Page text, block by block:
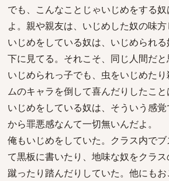
でも、こんなことじゃいじめをする
よ。親や親友は、いじめした奴の味方
いじめをしている奴は、いじめられる
下に見てる。それこそ、同じ人間だと
いじめられっ子でも、虫をいじめた
ムのキャラを倒して喜んだりしたこと
いじめをしている奴は、そういう感
から罪悪感なんて一切無いんだよ。
俺もいじめをしていた。クラス内で
て黒板に書いたり、地味な奴をクラ
蹴ったり踏んだりしていた。他にも